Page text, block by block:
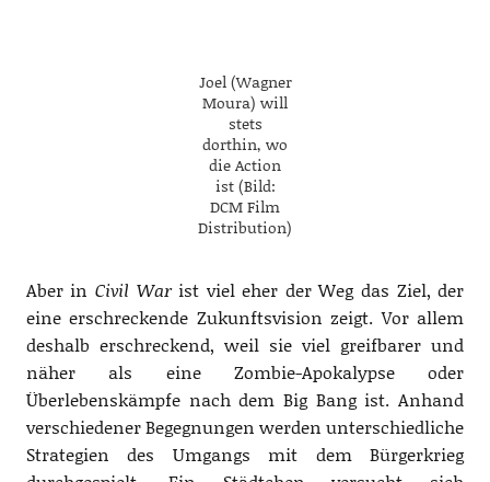
Joel (Wagner
Moura) will
stets
dorthin, wo
die Action
ist (Bild:
DCM Film
Distribution)
Aber in Civil Warist viel eher der Weg das Ziel, der
eine erschreckende Zukunftsvision zeigt. Vor allem
deshalb erschreckend, weil sie viel greifbarer und
näher als eine Zombie-Apokalypse oder
Überlebenskämpfe nach dem Big Bang ist. Anhand
verschiedener Begegnungen werden unterschiedliche
Strategien des Umgangs mit dem Bürgerkrieg